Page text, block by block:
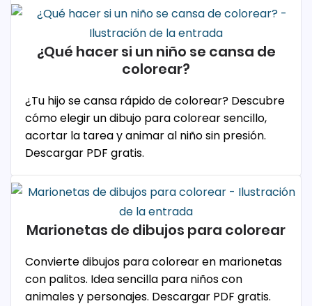
¿Qué hacer si un niño se cansa de
colorear?
¿Tu hijo se cansa rápido de colorear? Descubre
cómo elegir un dibujo para colorear sencillo,
acortar la tarea y animar al niño sin presión.
Descargar PDF gratis.
Marionetas de dibujos para colorear
Convierte dibujos para colorear en marionetas
con palitos. Idea sencilla para niños con
animales y personajes. Descargar PDF gratis.